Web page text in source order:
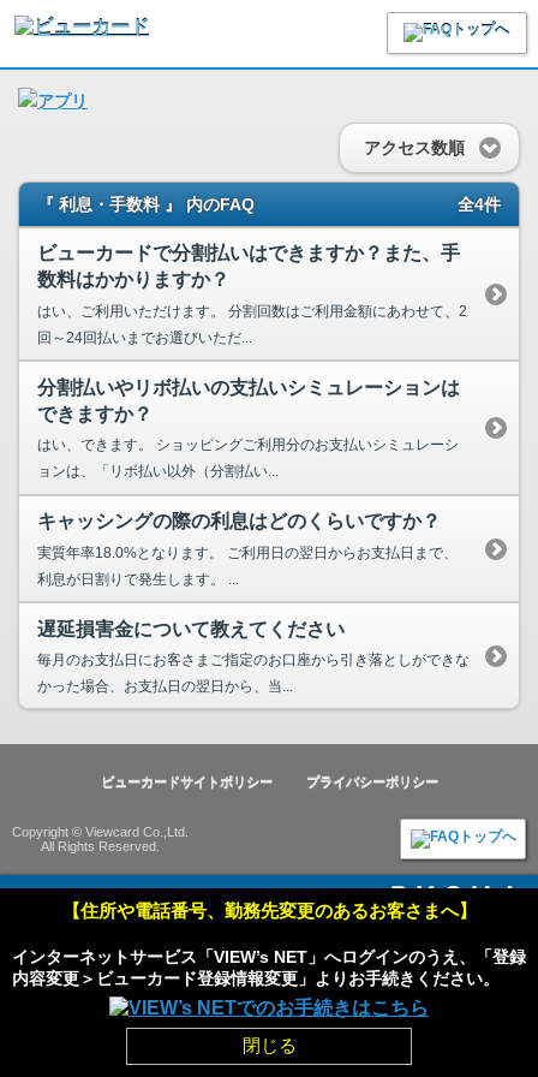
【住所や電話番号、勤務先変更のあるお客さまへ】
インターネットサービス「VIEW’s NET」へログインのうえ、「登録
内容変更＞ビューカード登録情報変更」よりお手続きください。
閉じる
アクセス数順
『 利息・手数料 』 内のFAQ 全4件
ビューカードで分割払いはできますか？また、手
数料はかかりますか？
はい、ご利用いただけます。 分割回数はご利用金額にあわせて、2
回～24回払いまでお選びいただ...
分割払いやリボ払いの支払いシミュレーションは
できますか？
はい、できます。 ショッピングご利用分のお支払いシミュレーシ
ョンは、「リボ払い以外（分割払い...
キャッシングの際の利息はどのくらいですか？
実質年率18.0%となります。 ご利用日の翌日からお支払日まで、
利息が日割りで発生します。 ...
遅延損害金について教えてください
毎月のお支払日にお客さまご指定のお口座から引き落としができな
かった場合、お支払日の翌日から、当...
ビューカードサイトポリシー プライバシーポリシー
Copyright © Viewcard Co.,Ltd.
All Rights Reserved.
HOME pagetop